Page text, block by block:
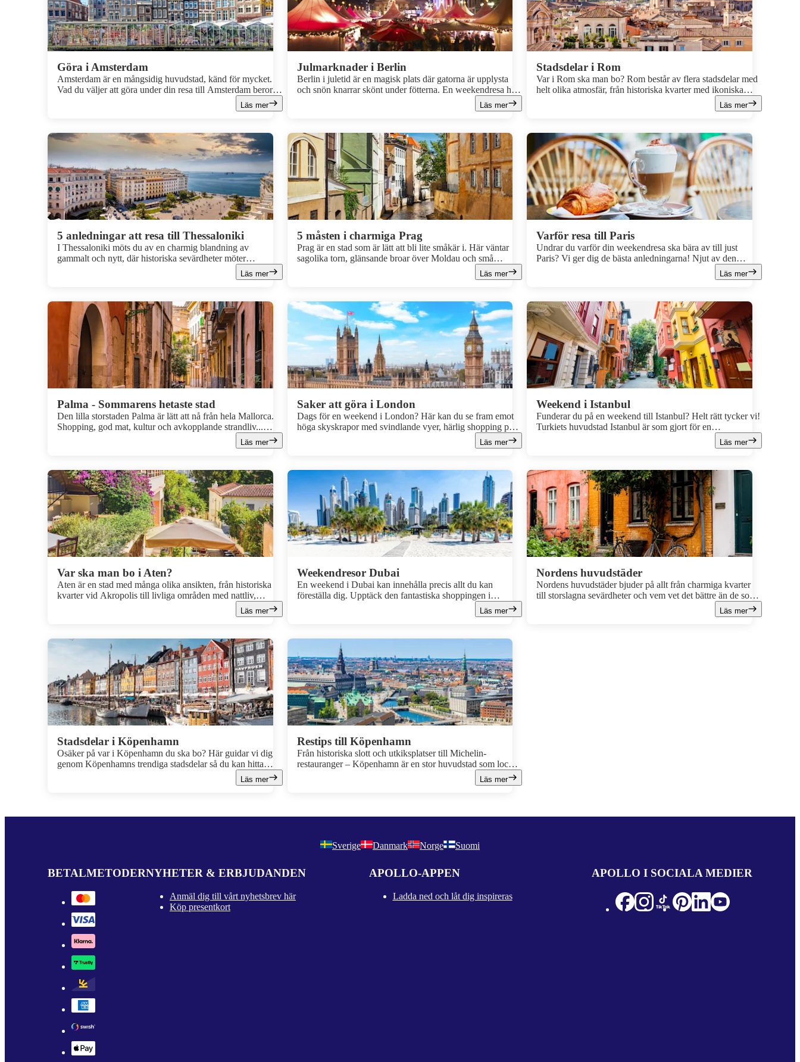
Göra i Amsterdam
Amsterdam är en mångsidig huvudstad, känd för mycket.
Vad du väljer att göra under din resa till Amsterdam beror
helt på dina intressen. Gå på ölmuseum, kolla på fotboll,
vandra upp och ned för de nio gatorna, botanisera i tulpaner
Läs mer
Julmarknader i Berlin
Berlin i juletid är en magisk plats där gatorna är upplysta
och snön knarrar skönt under fötterna. En weekendresa hit
under november till december är en fantastisk upplevelse.
Förutom Berlins alla vanliga sevärdheter för den här
nämligen tiden på året då hela staden kommer till liv och
ger sig ut för att gå på julmarknader.
Läs mer
Stadsdelar i Rom
Var i Rom ska man bo? Rom består av flera stadsdelar med
helt olika atmosfär, från historiska kvarter med ikoniska
sevärdheter till bohemiska gränder, eleganta shoppingstråk
och mer lokala områden. För att hitta det bästa området att
guidar vi dig till några av Roms mest populära områden, så
att du enkelt kan välja den stadsdel som passar din resa bäst.
Läs mer
5 anledningar att resa till Thessaloniki
I Thessaloniki möts du av en charmig blandning av
gammalt och nytt, där historiska sevärdheter möter
färgstarka marknader, trendiga barer och Greklands kanske
bästa mat. Här får du uppleva det genuina grekiska
där livliga samtal, klirrande glas och ljudet av bestick från
uteserveringarna skapar den där härliga semesterkänslan.
Läs mer
5 måsten i charmiga Prag
Prag är en stad som är lätt att bli lite småkär i. Här väntar
sagolika torn, glänsande broar över Moldau och små
gränder som nästan känns för charmiga för att vara på
riktigt. För att göra det enkelt att hitta rätt bland alla
klassiska sevärdheter, bohemiska kvarter och utsiktsplatser
som visar varför den tjeckiska huvudstaden fortsätter att
vara ett populärt weekendresmål.
Läs mer
Varför resa till Paris
Undrar du varför din weekendresa ska bära av till just
Paris? Vi ger dig de bästa anledningarna! Njut av den
romantiska atmosfären, den vällagade franska maten, gå på
museum eller vandra bland de vackra byggnaderna. Paris är
besviken.
Läs mer
Palma - Sommarens hetaste stad
Den lilla storstaden Palma är lätt att nå från hela Mallorca.
Shopping, god mat, kultur och avkopplande strandliv...
Palma har allt för en lyckad semester vare sig du spenderar
Läs mer
Saker att göra i London
Dags för en weekend i London? Här kan du se fram emot
höga skyskrapor med svindlande vyer, härlig shopping på
Camden Market och en och annan pint på en lokal pub.
London är en stad full av upplevelser och platser att
om man vet vart man ska. Upplev Harry Potters magiska
värld, härliga restaurangbesök och mysig shopping – här är
7 bästa tipsen för en härlig weekend i London!
Läs mer
Weekend i Istanbul
Funderar du på en weekend till Istanbul? Helt rätt tycker vi!
Turkiets huvudstad Istanbul är som gjort för en
weekendsemester, med mängder av berömda sevärdheter,
Läs mer
Var ska man bo i Aten?
Aten är en stad med många olika ansikten, från historiska
kvarter vid Akropolis till livliga områden med nattliv,
shopping och restauranger. Vilken stadsdel som passar dig
bäst beror på hur du vill bo och resa. Här guidar vi dig till
att du enklare kan välja var du ska bo i Aten och få ut det
mesta av din resa.
Läs mer
Weekendresor Dubai
En weekend i Dubai kan innehålla precis allt du kan
föreställa dig. Upptäck den fantastiska shoppingen i
världens största shoppingcenter, skidåkning inomhus,
afternoon tea på Burj Al Arab - världens enda 7-stjärniga
vattenland, restauranger och häftiga takterrasser att uppleva.
Unna dig en weekend i Dubai – en världsmetropol av rang!
Paketera din weekend till Dubai själv och bestäm på egen
hand hur länge du vill vara borta.
Läs mer
Nordens huvudstäder
Nordens huvudstäder bjuder på allt från charmiga kvarter
till storslagna sevärdheter och vem vet det bättre än de som
bor där? Våra kollegor delar med sig av sina bästa tips för
en oförglömlig weekend i Oslo, Helsingfors, Stockholm
Läs mer
Stadsdelar i Köpenhamn
Osäker på var i Köpenhamn du ska bo? Här guidar vi dig
genom Köpenhamns trendiga stadsdelar så du kan hitta
vilket område som passar just dig. Välj bland allt frånLäs mer
Restips till Köpenhamn
Från historiska slott och utkiksplatser till Michelin-
restauranger – Köpenhamn är en stor huvudstad som lockar
med spännande upplevelser. Känn dig som ett barn på
tivoli, kolla på konst i Louisiana eller kolla på vackra vyer
Läs mer
Sverige Danmark Norge Suomi
BETALMETODERNYHETER & ERBJUDANDEN
Anmäl dig till vårt nyhetsbrev här
Köp presentkort
APOLLO-APPEN
Ladda ned och låt dig inspireras
APOLLO I SOCIALA MEDIER